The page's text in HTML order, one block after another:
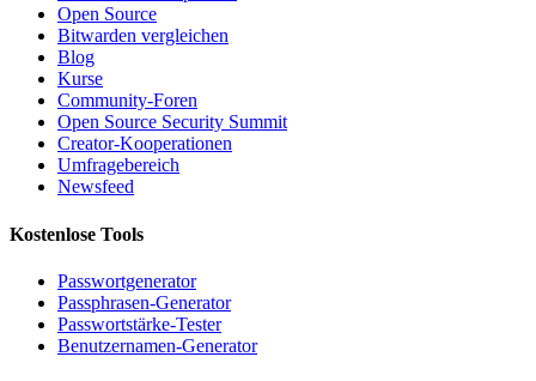
Open Source
Bitwarden vergleichen
Blog
Kurse
Community-Foren
Open Source Security Summit
Creator-Kooperationen
Umfragebereich
Newsfeed
Kostenlose Tools
Passwortgenerator
Passphrasen-Generator
Passwortstärke-Tester
Benutzernamen-Generator